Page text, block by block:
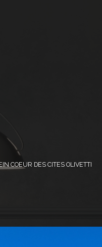
COEUR DES CITES OLIVETTI